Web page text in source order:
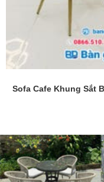
Sofa Cafe Khung Sắt